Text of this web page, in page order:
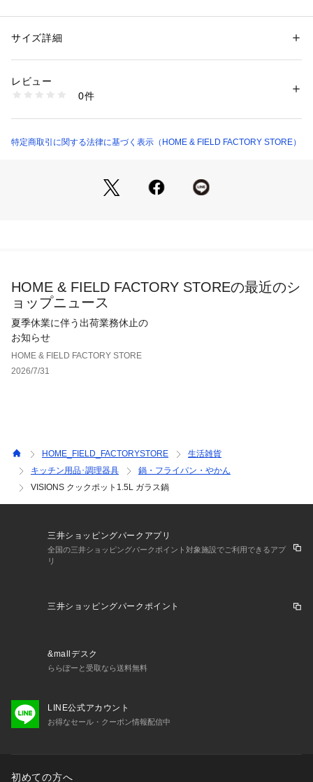
また、その見た目からは想像できないような急な温度変化への
で直接使用できます。
性別：レディース
かん
フタ：耐熱ガラス
生産国：本体：フランス
商品番号：1099400000244 （モール）
サイズ詳細
レビュー
0件
特定商取引に関する法律に基づく表示（HOME & FIELD FACTORY STORE）
HOME & FIELD FACTORY STOREの最近のシ
ョップニュース
夏季休業に伴う出荷業務休止の
お知らせ
HOME & FIELD FACTORY STORE
2026/7/31
HOME_FIELD_FACTORYSTORE
生活雑貨
キッチン用品･調理器具
鍋・フライパン・やかん
VISIONS クックポット1.5L ガラス鍋
三井ショッピングパークアプリ
全国の三井ショッピングパークポイント対象施設でご利用できるアプ
リ
三井ショッピングパークポイント
&mallデスク
ららぽーと受取なら送料無料
LINE公式アカウント
お得なセール・クーポン情報配信中
初めての方へ